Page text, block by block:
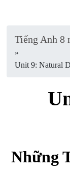
Tiếng Anh 8
»
Unit 9: Natural
Những